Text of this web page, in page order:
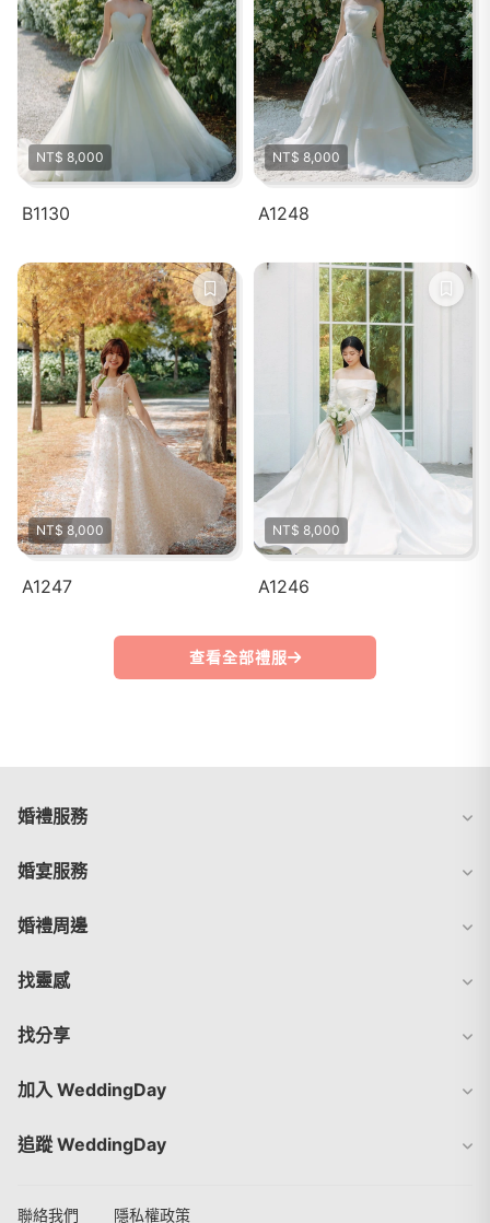
NT$ 8,000
B1130
NT$ 8,000
A1248
NT$ 8,000
A1247
NT$ 8,000
A1246
查看全部禮服
婚禮服務
婚宴服務
婚禮周邊
找靈感
找分享
加入 WeddingDay
追蹤 WeddingDay
聯絡我們 隱私權政策